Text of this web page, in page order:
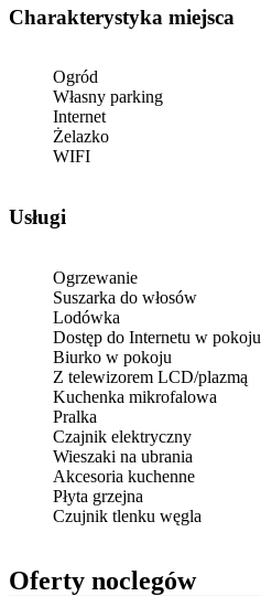
Oferty noclegów
Charakterystyka miejsca
Ogród
Własny parking
Internet
Żelazko
WIFI
Usługi
Ogrzewanie
Suszarka do włosów
Lodówka
Dostęp do Internetu w pokoju
Biurko w pokoju
Z telewizorem LCD/plazmą
Kuchenka mikrofalowa
Pralka
Czajnik elektryczny
Wieszaki na ubrania
Akcesoria kuchenne
Płyta grzejna
Czujnik tlenku węgla